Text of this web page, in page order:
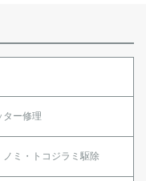
ター修理
ノミ・トコジラミ駆除